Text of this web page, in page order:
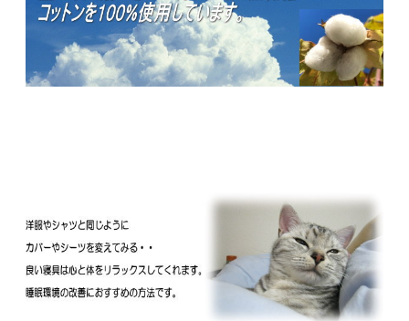
でお送りします。ポスト投函となる商品です。複
数商品と同梱出荷のときは荷物サイズによって
は普通宅配便となることがあります。